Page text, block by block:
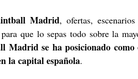
Madrid, ofertas,
que lo sepas todo sobre la
Madrid se ha posicionado como
la capital española.